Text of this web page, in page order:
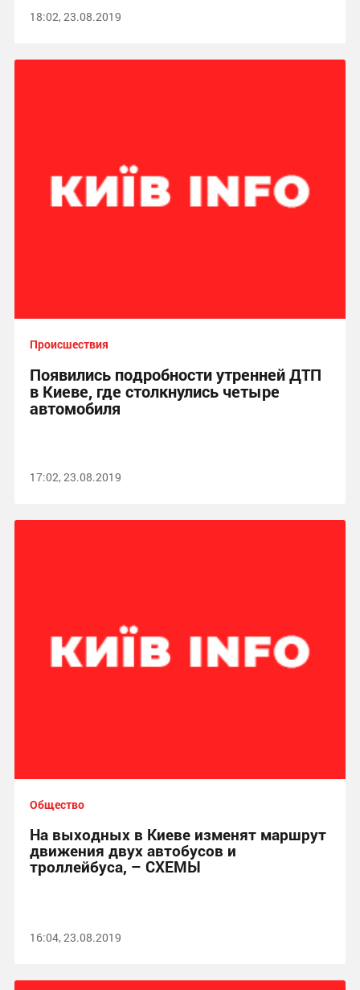
18:02, 23.08.2019
Происшествия
Появились подробности утренней ДТП
в Киеве, где столкнулись четыре
автомобиля
17:02, 23.08.2019
Общество
На выходных в Киеве изменят маршрут
движения двух автобусов и
троллейбуса, – СХЕМЫ
16:04, 23.08.2019